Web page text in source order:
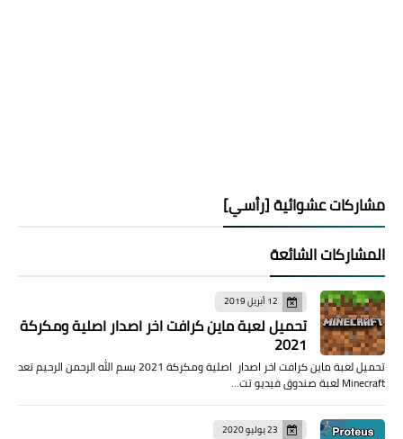
مشاركات عشوائية [رأسي]
المشاركات الشائعة
12 أبريل 2019
تحميل لعبة ماين كرافت اخر اصدار اصلية ومكركة
2021
تحميل لعبة ماين كرافت اخر اصدار اصلية ومكركة 2021 بسم الله الرحمن الرحيم تعد
Minecraft لعبة صندوق فيديو تت…
23 يوليو 2020